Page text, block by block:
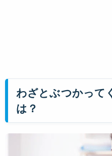
わざとぶつかって
は？